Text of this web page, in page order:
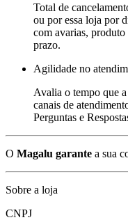
Total de
ou por essa loja por
com avarias,
prazo.
Agilidade no
Avalia o tempo que
canais de
Perguntas e
O Magalu garante a sua
Sobre a loja
CNPJ